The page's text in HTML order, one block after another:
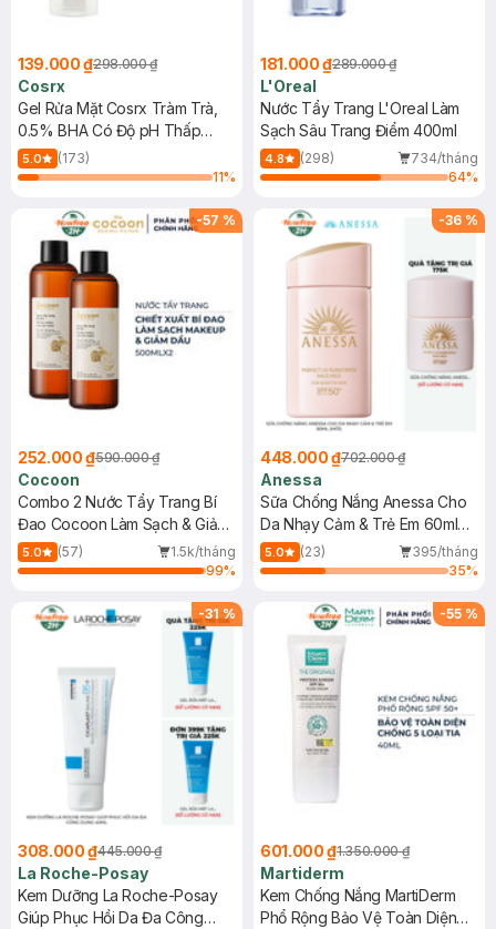
139.000 ₫298.000 ₫
Cosrx
Gel Rửa Mặt Cosrx Tràm Trà,
0.5% BHA Có Độ pH Thấp
150ml
5.0
(173)
11%
181.000 ₫289.000 ₫
L'Oreal
Nước Tẩy Trang L'Oreal Làm
Sạch Sâu Trang Điểm 400ml
4.8 (298)
734/tháng
64%
-57 %
252.000 ₫590.000 ₫
Cocoon
Combo 2 Nước Tẩy Trang Bí
Đao Cocoon Làm Sạch & Giảm
Dầu 500ml
5.0 (57)
1.5k/tháng
99%
-36 %
448.000 ₫702.000 ₫
Anessa
Sữa Chống Nắng Anessa Cho
Da Nhạy Cảm & Trẻ Em 60ml
(Mới)
5.0 (23)
395/tháng
35%
-31 %
308.000 ₫445.000 ₫
La Roche-Posay
Kem Dưỡng La Roche-Posay
Giúp Phục Hồi Da Đa Công
-55 %
601.000 ₫1.350.000 ₫
Martiderm
Kem Chống Nắng MartiDerm
Phổ Rộng Bảo Vệ Toàn Diện